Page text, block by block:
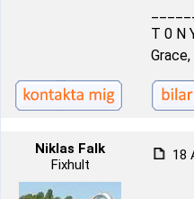
T 0 N
Niklas Falk
Fixhult
18